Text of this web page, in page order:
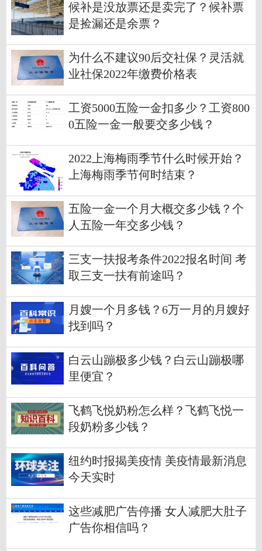
候补是没放票还是卖完了？候补票
是捡漏还是余票？
为什么不建议90后交社保？灵活就
业社保2022年缴费价格表
工资5000五险一金扣多少？工资800
0五险一金一般要交多少钱？
2022上海梅雨季节什么时候开始？
上海梅雨季节何时结束？
五险一金一个月大概交多少钱？个
人五险一年交多少钱？
三支一扶报考条件2022报名时间 考
取三支一扶有前途吗？
月嫂一个月多钱？6万一月的月嫂好
找到吗？
白云山蹦极多少钱？白云山蹦极哪
里便宜？
飞鹤飞悦奶粉怎么样？飞鹤飞悦一
段奶粉多少钱？
纽约时报揭美疫情 美疫情最新消息
今天实时
这些减肥广告停播 女人减肥大肚子
广告你相信吗？